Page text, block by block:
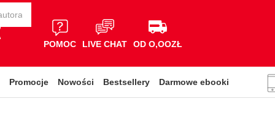
POMOC LIVE CHAT OD O,OOZŁ
Promocje Nowości Bestsellery Darmowe ebooki